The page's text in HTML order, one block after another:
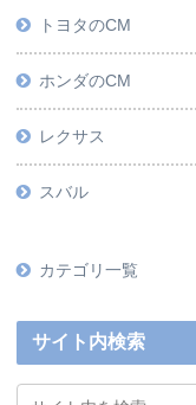
トヨタのCM
ホンダのCM
レクサス
スバル
カテゴリ一覧
サイト内検索